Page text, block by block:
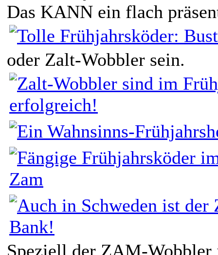
Das KANN ein flach
oder Zalt-Wobbler sein.
Speziell der ZAM-